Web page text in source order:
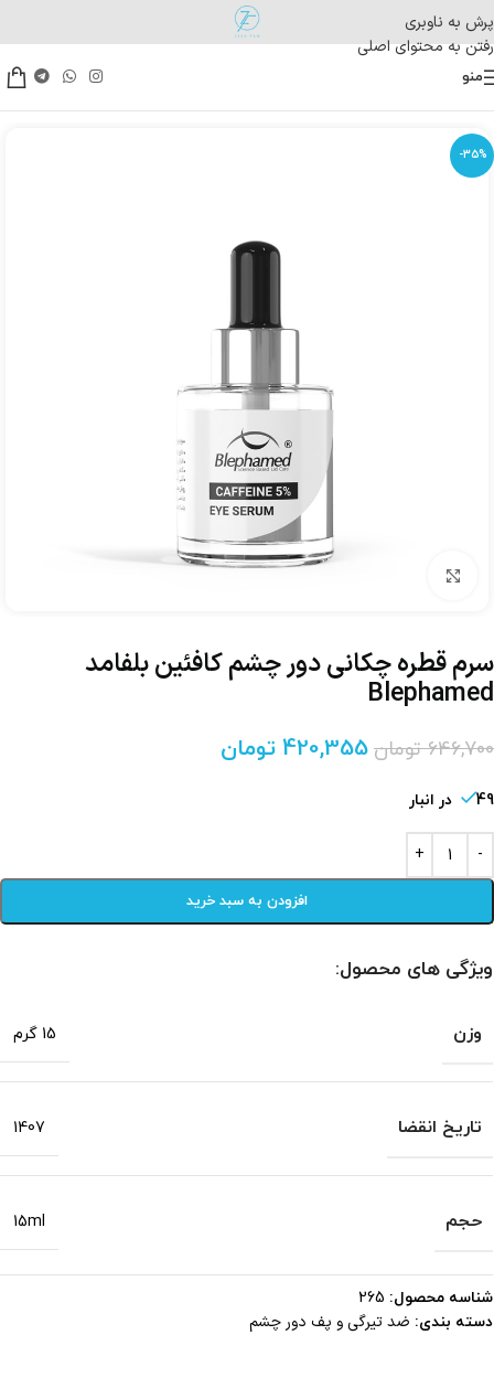
پرش به ناوبری
رفتن به محتوای اصلی
منو
-35%
سرم قطره چکانی دور چشم کافئین بلفامد
Blephamed
646,700 تومان 420,355 تومان
49 در انبار
افزودن به سبد خرید
ویژگی های محصول:
وزن 15 گرم
تاریخ انقضا 1407
حجم 15ml
شناسه محصول: 265
دسته بندی: ضد تیرگی و پف دور چشم